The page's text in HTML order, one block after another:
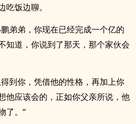
吃饭边聊。
弟弟，你现在已经完成一个亿的
知道，你说到了那天，那个家伙会
到你，凭借他的性格，再加上你
他应该会的，正如你父亲所说，他
了。”